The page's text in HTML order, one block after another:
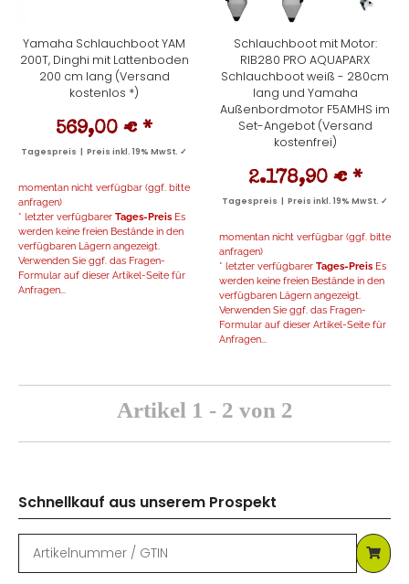
Yamaha Schlauchboot YAM
200T, Dinghi mit Lattenboden
200 cm lang (Versand
kostenlos *)
569,00 € *
Tagespreis | Preis inkl. 19% MwSt. ✓
momentan nicht verfügbar (ggf. bitte
anfragen)
* letzter verfügbarer Tages-Preis Es
werden keine freien Bestände in den
verfügbaren Lägern angezeigt.
Verwenden Sie ggf. das Fragen-
Formular auf dieser Artikel-Seite für
Anfragen...
Schlauchboot mit Motor:
RIB280 PRO AQUAPARX
Schlauchboot weiß - 280cm
lang und Yamaha
Außenbordmotor F5AMHS im
Set-Angebot (Versand
kostenfrei)
2.178,90 € *
Tagespreis | Preis inkl. 19% MwSt. ✓
momentan nicht verfügbar (ggf. bitte
anfragen)
* letzter verfügbarer Tages-Preis Es
werden keine freien Bestände in den
verfügbaren Lägern angezeigt.
Verwenden Sie ggf. das Fragen-
Formular auf dieser Artikel-Seite für
Anfragen...
Artikel 1 - 2 von 2
Schnellkauf aus unserem Prospekt